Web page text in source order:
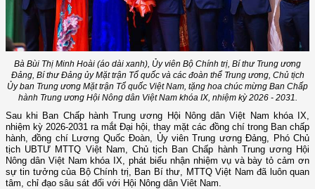
Bà Bùi Thị Minh Hoài (áo dài xanh), Ủy viên Bộ Chính trị, Bí thư Trung ương
Đảng, Bí thư Đảng ủy Mặt trận Tổ quốc và các đoàn thể Trung ương, Chủ tịch
Ủy ban Trung ương Mặt trận Tổ quốc Việt Nam, tặng hoa chúc mừng Ban Chấp
hành Trung ương Hội Nông dân Việt Nam khóa IX, nhiệm kỳ 2026 - 2031.
Sau khi Ban Chấp hành Trung ương Hội Nông dân Việt Nam khóa IX,
nhiệm kỳ 2026-2031 ra mắt Đại hội, thay mặt các đồng chí trong Ban chấp
hành, đồng chí Lương Quốc Đoàn, Ủy viên Trung ương Đảng, Phó Chủ
tịch UBTƯ MTTQ Việt Nam, Chủ tịch Ban Chấp hành Trung ương Hội
Nông dân Việt Nam khóa IX, phát biểu nhận nhiệm vụ và bày tỏ cảm ơn
sự tin tưởng của Bộ Chính trị, Ban Bí thư, MTTQ Việt Nam đã luôn quan
tâm, chỉ đạo sâu sát đối với Hội Nông dân Viêt Nam.